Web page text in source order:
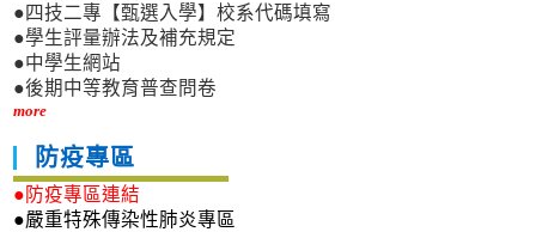
●四技二專【甄選入學】校系代碼填寫
●學生評量辦法及補充規定
●中學生網站
●後期中等教育普查問卷
more
防疫專區
●防疫專區連結
●嚴重特殊傳染性肺炎專區